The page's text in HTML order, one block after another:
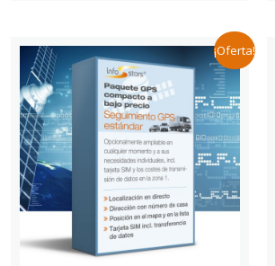
¡Oferta!